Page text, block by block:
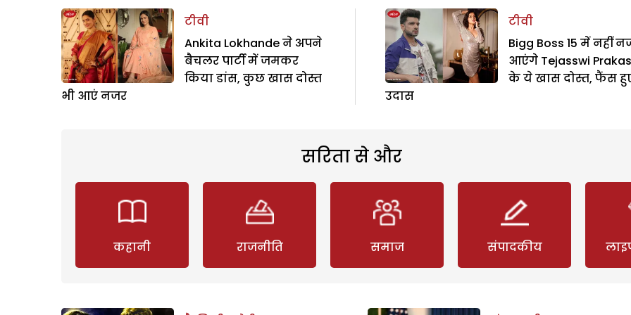
टीवी
Ankita Lokhande ने अपने
बैचलर पार्टी में जमकर
किया डांस, कुछ खास दोस्त
भी आएं नजर
टीवी
Bigg Boss 15 में नहीं
आएंगे Tejasswi
के ये खास दोस्त, फैंस
उदास
सरिता से और
कहानी राजनीति समाज संपादकीय